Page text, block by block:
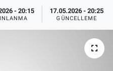
- 20:15 17.05.2026 - 20:25
GÜNCELLEME